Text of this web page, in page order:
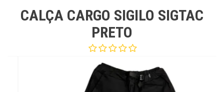
CALÇA CARGO SIGILO SIGTAC
PRETO